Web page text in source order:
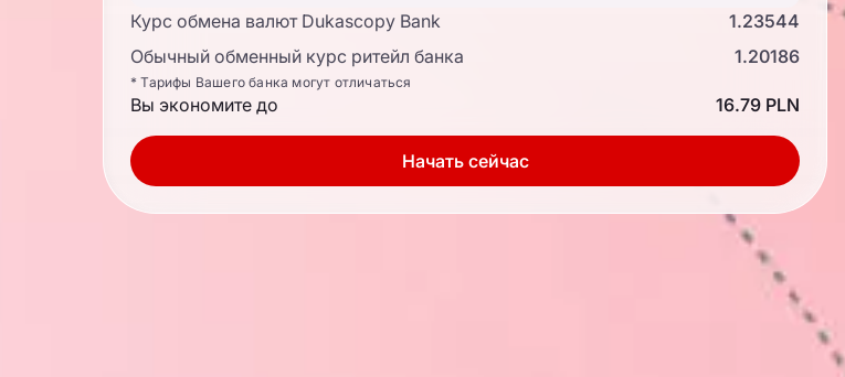
Курс обмена валют Dukascopy Bank
1.23544
Обычный обменный курс ритейл банка
1.20186
* Тарифы Вашего банка могут отличаться
Вы экономите до 16.79 PLN
Начать сейчас